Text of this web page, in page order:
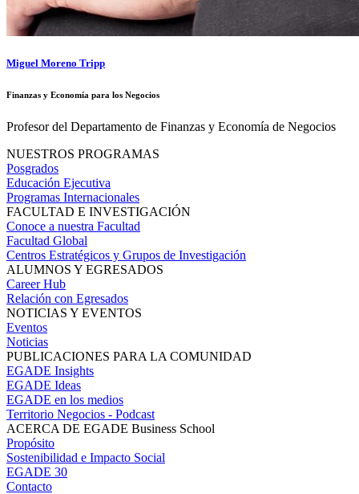
Miguel Moreno Tripp
Finanzas y Economía para los Negocios
Profesor del Departamento de Finanzas y Economía de Negocios
NUESTROS PROGRAMAS
Posgrados
Educación Ejecutiva
Programas Internacionales
FACULTAD E INVESTIGACIÓN
Conoce a nuestra Facultad
Facultad Global
Centros Estratégicos y Grupos de Investigación
ALUMNOS Y EGRESADOS
Career Hub
Relación con Egresados
NOTICIAS Y EVENTOS
Eventos
Noticias
PUBLICACIONES PARA LA COMUNIDAD
EGADE Insights
EGADE Ideas
EGADE en los medios
Territorio Negocios - Podcast
ACERCA DE EGADE Business School
Propósito
Sostenibilidad e Impacto Social
EGADE 30
Contacto